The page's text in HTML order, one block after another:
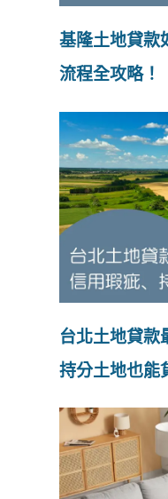
基隆土地貸款
流程全攻略！
台北土地貸款
持分土地也能